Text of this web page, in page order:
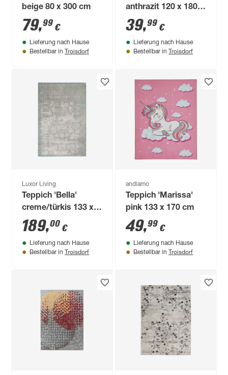
beige 80 x 300 cm
79,99 €
Lieferung nach Hause
Bestellbar in Troisdorf
anthrazit 120 x 180
cm
39,99 €
Lieferung nach Hause
Bestellbar in Troisdorf
Luxor Living
Teppich 'Bella'
creme/türkis 133 x
190 cm
189,00 €
Lieferung nach Hause
Bestellbar in Troisdorf
andiamo
Teppich 'Marissa'
pink 133 x 170 cm
49,99 €
Lieferung nach Hause
Bestellbar in Troisdorf